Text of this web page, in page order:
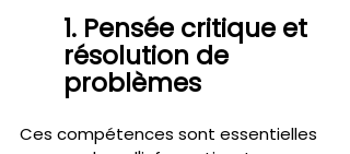
1. Pensée critique et
résolution de
problèmes
Ces compétences sont essentielles